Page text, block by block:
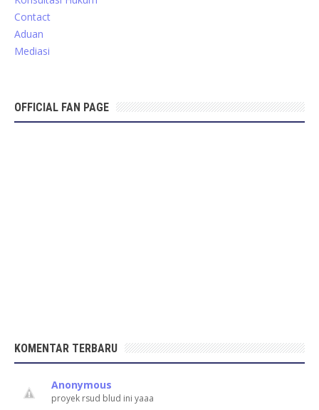
Contact
Aduan
Mediasi
OFFICIAL FAN PAGE
KOMENTAR TERBARU
Anonymous
proyek rsud blud ini yaaa